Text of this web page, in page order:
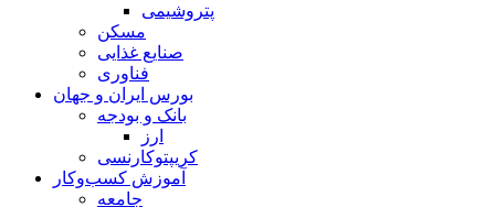
پتروشیمی
مسکن
صنایع غذایی
فناوری
بورس ایران و جهان
بانک و بودجه
ارز
کریپتوکارنسی
آموزش کسب‌وکار
جامعه